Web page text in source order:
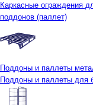
Каркасные ограждения
поддонов (паллет)
Поддоны и паллеты
Поддоны и паллеты для